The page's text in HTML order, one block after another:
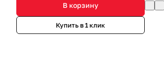
В корзину
Купить в 1 клик